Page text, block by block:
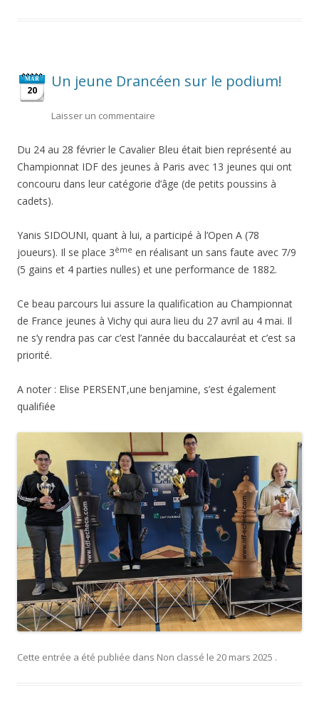
MAR
20 Un jeune Drancéen sur le podium!
Laisser un commentaire
Du 24 au 28 février le Cavalier Bleu était bien représenté au
Championnat IDF des jeunes à Paris avec 13 jeunes qui ont
concouru dans leur catégorie d’âge (de petits poussins à
cadets).
Yanis SIDOUNI, quant à lui, a participé à l’Open A (78
joueurs). Il se place 3ème en réalisant un sans faute avec 7/9
(5 gains et 4 parties nulles) et une performance de 1882.
Ce beau parcours lui assure la qualification au Championnat
de France jeunes à Vichy qui aura lieu du 27 avril au 4 mai. Il
ne s’y rendra pas car c’est l’année du baccalauréat et c’est sa
priorité.
A noter : Elise PERSENT,une benjamine, s’est également
qualifiée
Cette entrée a été publiée dans Non classé le 20 mars 2025 .